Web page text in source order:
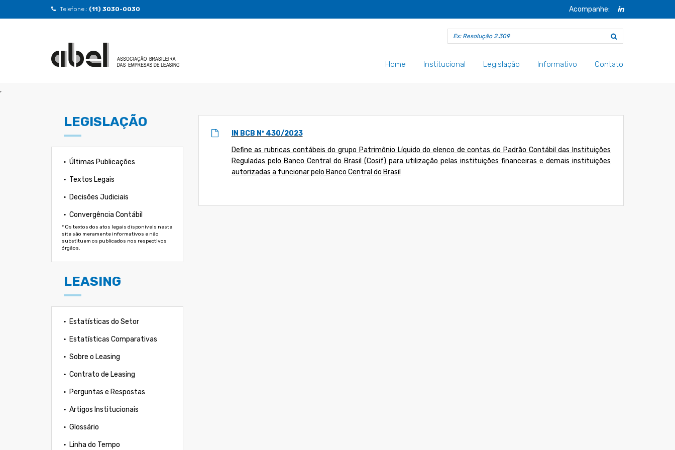
,
Telefone.: (11) 3030-0030 Acompanhe:
Home Institucional Legislação Informativo Contato
LEGISLAÇÃO
Últimas Publicações
Textos Legais
Decisões Judiciais
Convergência Contábil
* Os textos dos atos legais disponíveis neste
site são meramente informativos e não
substituem os publicados nos respectivos
órgãos.
LEASING
Estatísticas do Setor
Estatísticas Comparativas
Sobre o Leasing
Contrato de Leasing
Perguntas e Respostas
Artigos Institucionais
Glossário
Linha do Tempo
IN BCB Nº 430/2023
Define as rubricas contábeis do grupo Patrimônio Líquido do elenco de contas do Padrão Contábil das Instituições
Reguladas pelo Banco Central do Brasil (Cosif) para utilização pelas instituições financeiras e demais instituições
autorizadas a funcionar pelo Banco Central do Brasil